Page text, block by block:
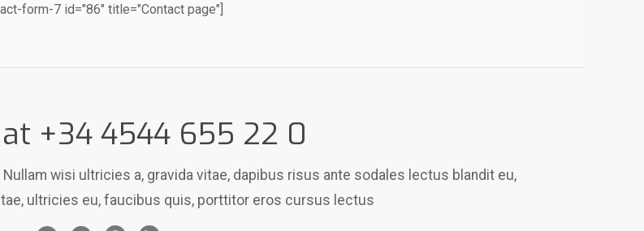
form-7 id="86" title="Contact page"]
+34 4544 655 22 0
wisi ultricies a, gravida vitae, dapibus risus ante sodales lectus blandit eu,
ultricies eu, faucibus quis, porttitor eros cursus lectus